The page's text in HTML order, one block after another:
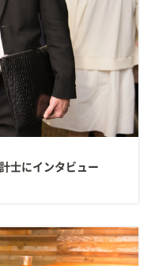
士にインタビュー